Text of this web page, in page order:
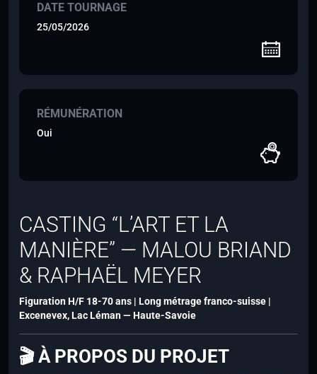
DATE TOURNAGE
25/05/2026
RÉMUNÉRATION
Oui
CASTING “L’ART ET LA
MANIÈRE” — MALOU BRIAND
& RAPHAËL MEYER
Figuration H/F 18-70 ans | Long métrage franco-suisse |
Excenevex, Lac Léman — Haute-Savoie
🎬 À PROPOS DU PROJET